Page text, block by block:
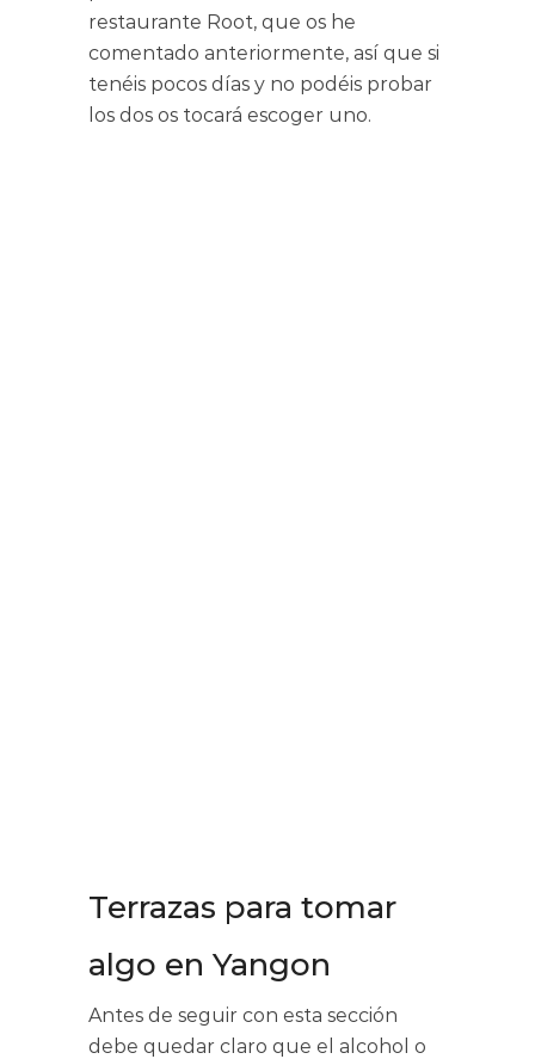
restaurante Root, que os he
comentado anteriormente, así que si
tenéis pocos días y no podéis probar
los dos os tocará escoger uno.
Terrazas para tomar
algo en Yangon
Antes de seguir con esta sección
debe quedar claro que el alcohol o